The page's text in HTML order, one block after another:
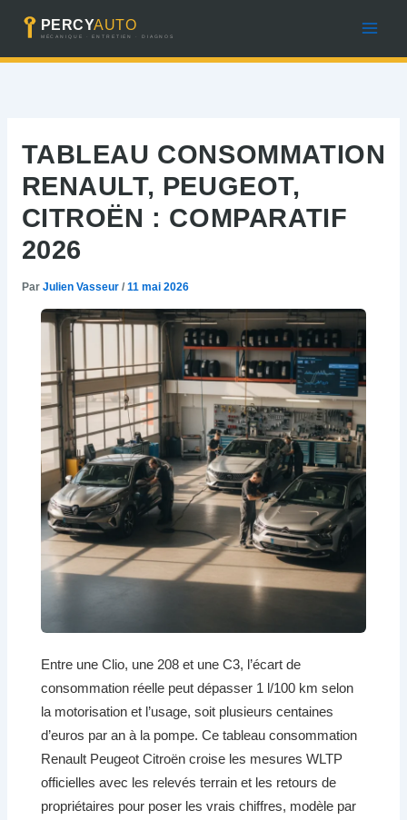
contenu
TABLEAU CONSOMMATION
RENAULT, PEUGEOT,
CITROËN : COMPARATIF
2026
Par Julien Vasseur / 11 mai 2026
Entre une Clio, une 208 et une C3, l’écart de
consommation réelle peut dépasser 1 l/100 km selon
la motorisation et l’usage, soit plusieurs centaines
d’euros par an à la pompe. Ce tableau consommation
Renault Peugeot Citroën croise les mesures WLTP
officielles avec les relevés terrain et les retours de
propriétaires pour poser les vrais chiffres, modèle par